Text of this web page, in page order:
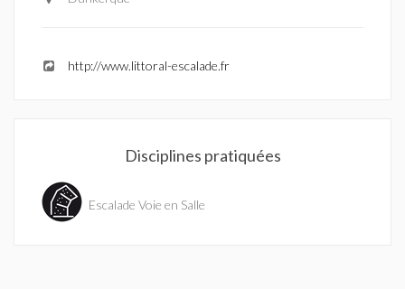
http://www.littoral-escalade.fr
Disciplines pratiquées
Escalade Voie en Salle